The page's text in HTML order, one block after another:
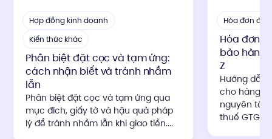
Hợp đồng kinh doanh
Kiến thức khác
Phân biệt đặt cọc và tạm ứng:
cách nhận biết và tránh nhầm
lẫn
Phân biệt đặt cọc và tạm ứng qua
mục đích, giấy tờ và hậu quả pháp
lý để tránh nhầm lẫn khi giao tiền....
Hóa đơn
Hóa đơn
bảo hành:
Z
Hướng dẫn
cho hàng
nguyên tắc
thuế GTGT